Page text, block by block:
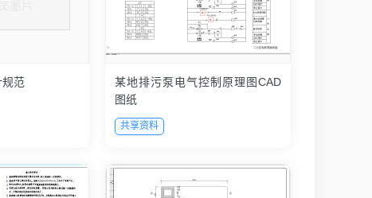
规范
某地排污泵电气控制原理图CAD
图纸
共享资料